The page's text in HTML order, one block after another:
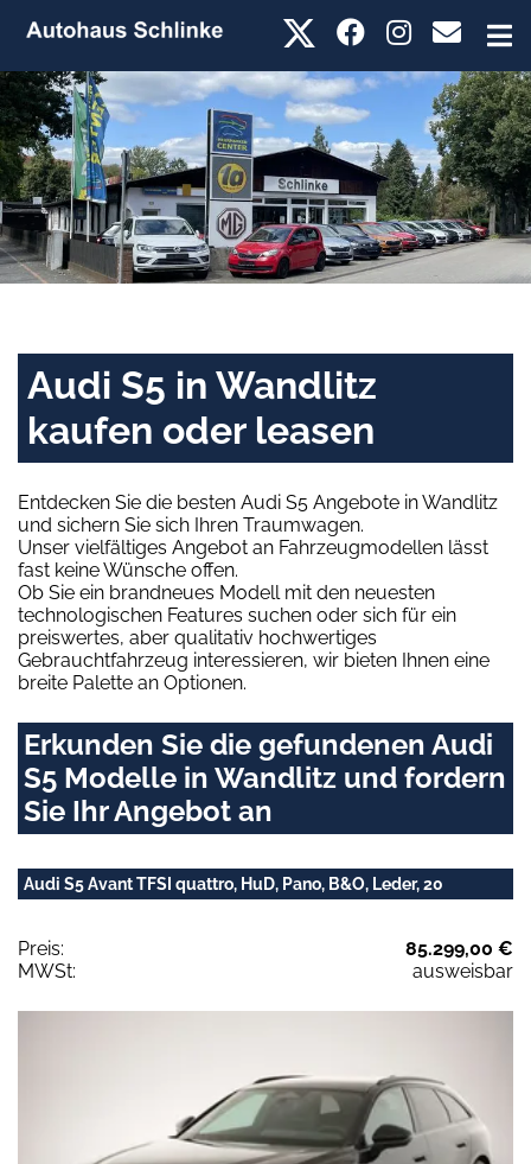
Audi S5 in Wandlitz
kaufen oder leasen
Entdecken Sie die besten Audi S5 Angebote in Wandlitz
und sichern Sie sich Ihren Traumwagen.
Unser vielfältiges Angebot an Fahrzeugmodellen lässt
fast keine Wünsche offen.
Ob Sie ein brandneues Modell mit den neuesten
technologischen Features suchen oder sich für ein
preiswertes, aber qualitativ hochwertiges
Gebrauchtfahrzeug interessieren, wir bieten Ihnen eine
breite Palette an Optionen.
Erkunden Sie die gefundenen Audi
S5 Modelle in Wandlitz und fordern
Sie Ihr Angebot an
Audi S5 Avant TFSI quattro, HuD, Pano, B&O, Leder, 20
Preis:
85.299,00 €
MWSt:
ausweisbar